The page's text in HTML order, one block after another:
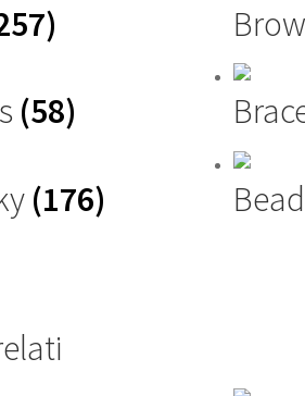
(58)
(176)